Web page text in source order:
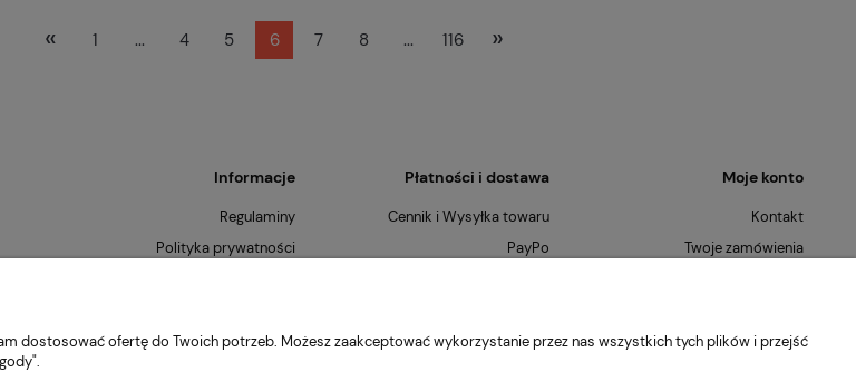
« 1 ... 4 5 6 7 8 ... 116 »
Informacje
Regulaminy
Polityka prywatności
Płatności i dostawa
Cennik i Wysyłka towaru
PayPo
Moje konto
Kontakt
Twoje zamówienia
O nas
dostosować ofertę do Twoich potrzeb. Możesz zaakceptować wykorzystanie przez nas wszystkich tych plików i przejść